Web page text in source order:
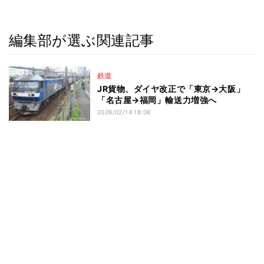
編集部が選ぶ関連記事
鉄道
JR貨物、ダイヤ改正で「東京→大阪」
「名古屋→福岡」輸送力増強へ
2026/02/14 18:06